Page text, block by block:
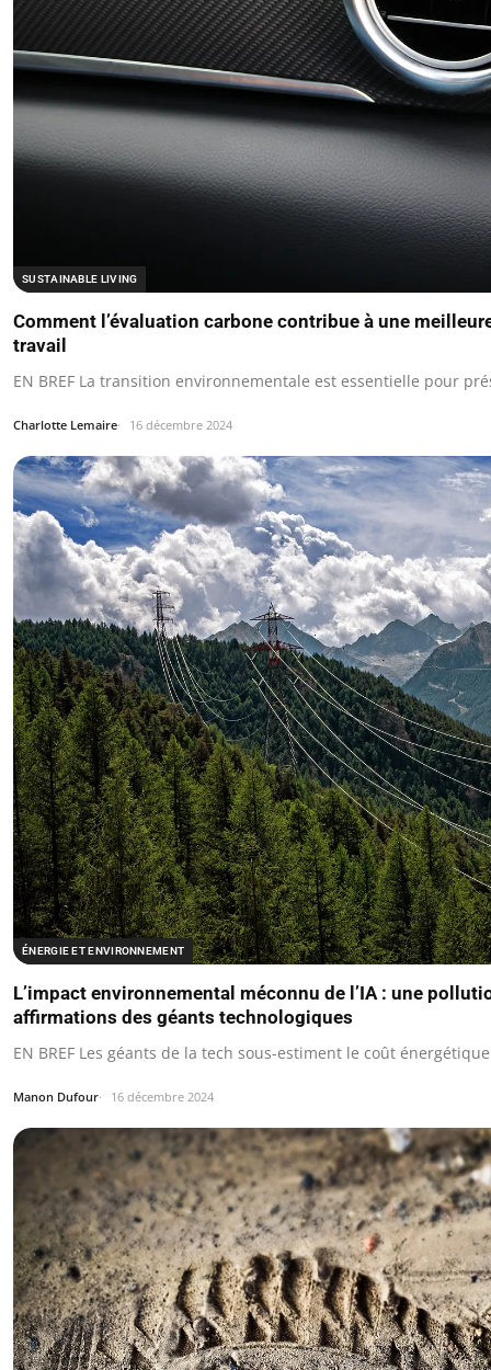
SUSTAINABLE LIVING
Comment l’évaluation carbone contribue à une
travail
EN BREF La transition environnementale est essentielle pour
Charlotte Lemaire 16 décembre 2024
ÉNERGIE ET ENVIRONNEMENT
L’impact environnemental méconnu de l’IA : une
affirmations des géants technologiques
EN BREF Les géants de la tech sous-estiment le coût
Manon Dufour 16 décembre 2024